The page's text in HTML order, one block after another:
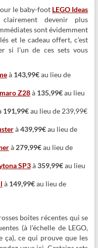
le baby-foot LEGO Ideas
devenir plus
sont évidemment
et le cadeau offert, c’est
si l’un de ces sets vous
à 143,99€au lieu de
Z28à 135,99€au lieu
191,99€au lieu de 239,99€
à439,99€au lieu de
à 279,99€au lieu de
SP3à359,99€au lieu
à 149,99€au lieu de
boites récentes qui se
(à l’échelle de LEGO,
ça), ce qui prouve que les